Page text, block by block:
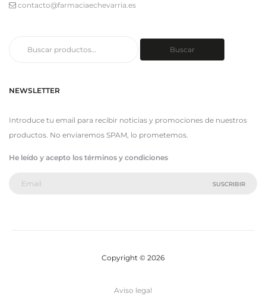
contacto@farmaciaechevarria.es
Buscar
NEWSLETTER
Introduce tu email para recibir noticias y promociones de nuestros
productos. No enviaremos SPAM, lo prometemos.
He leído y acepto los términos y condiciones
Copyright © 2026
Aviso legal